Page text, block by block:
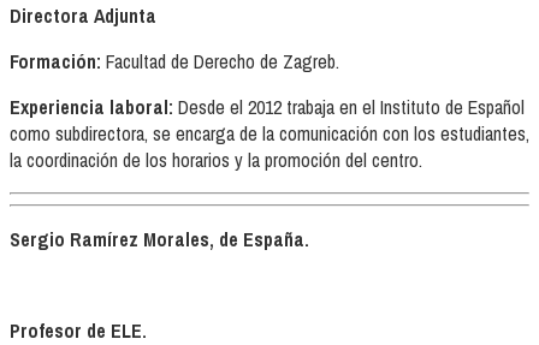
Directora Adjunta
Formación: Facultad de Derecho de Zagreb.
Experiencia laboral: Desde el 2012 trabaja en el Instituto de Español
como subdirectora, se encarga de la comunicación con los estudiantes,
la coordinación de los horarios y la promoción del centro.
Sergio Ramírez Morales, de España.
Profesor de ELE.